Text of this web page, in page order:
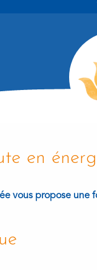
en
vous propose une